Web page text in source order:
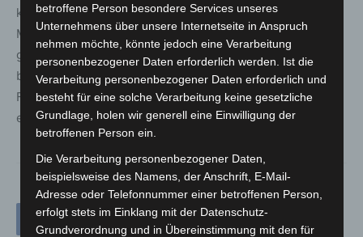
kommenden Monaten veröffentlichen. Bei unseren
Motorsport-Events wollen wir zukünftig neue Wege
gehen, uns breiter aufstellen und neue Zielgruppen
begeistern. Als Leuchtturmprojekt ist das Family &
Friends Festival ein erster Schritt, neue Eventformate zu
entwickeln.“
betroffene Person besondere Services unseres
Unternehmens über unsere Internetseite in Anspruch
nehmen möchte, könnte jedoch eine Verarbeitung
personenbezogener Daten erforderlich werden. Ist die
Verarbeitung personenbezogener Daten erforderlich und
besteht für eine solche Verarbeitung keine gesetzliche
Grundlage, holen wir generell eine Einwilligung der
betroffenen Person ein.
Die Verarbeitung personenbezogener Daten,
beispielsweise des Namens, der Anschrift, E-Mail-
Adresse oder Telefonnummer einer betroffenen Person,
erfolgt stets im Einklang mit der Datenschutz-
Grundverordnung und in Übereinstimmung mit den für